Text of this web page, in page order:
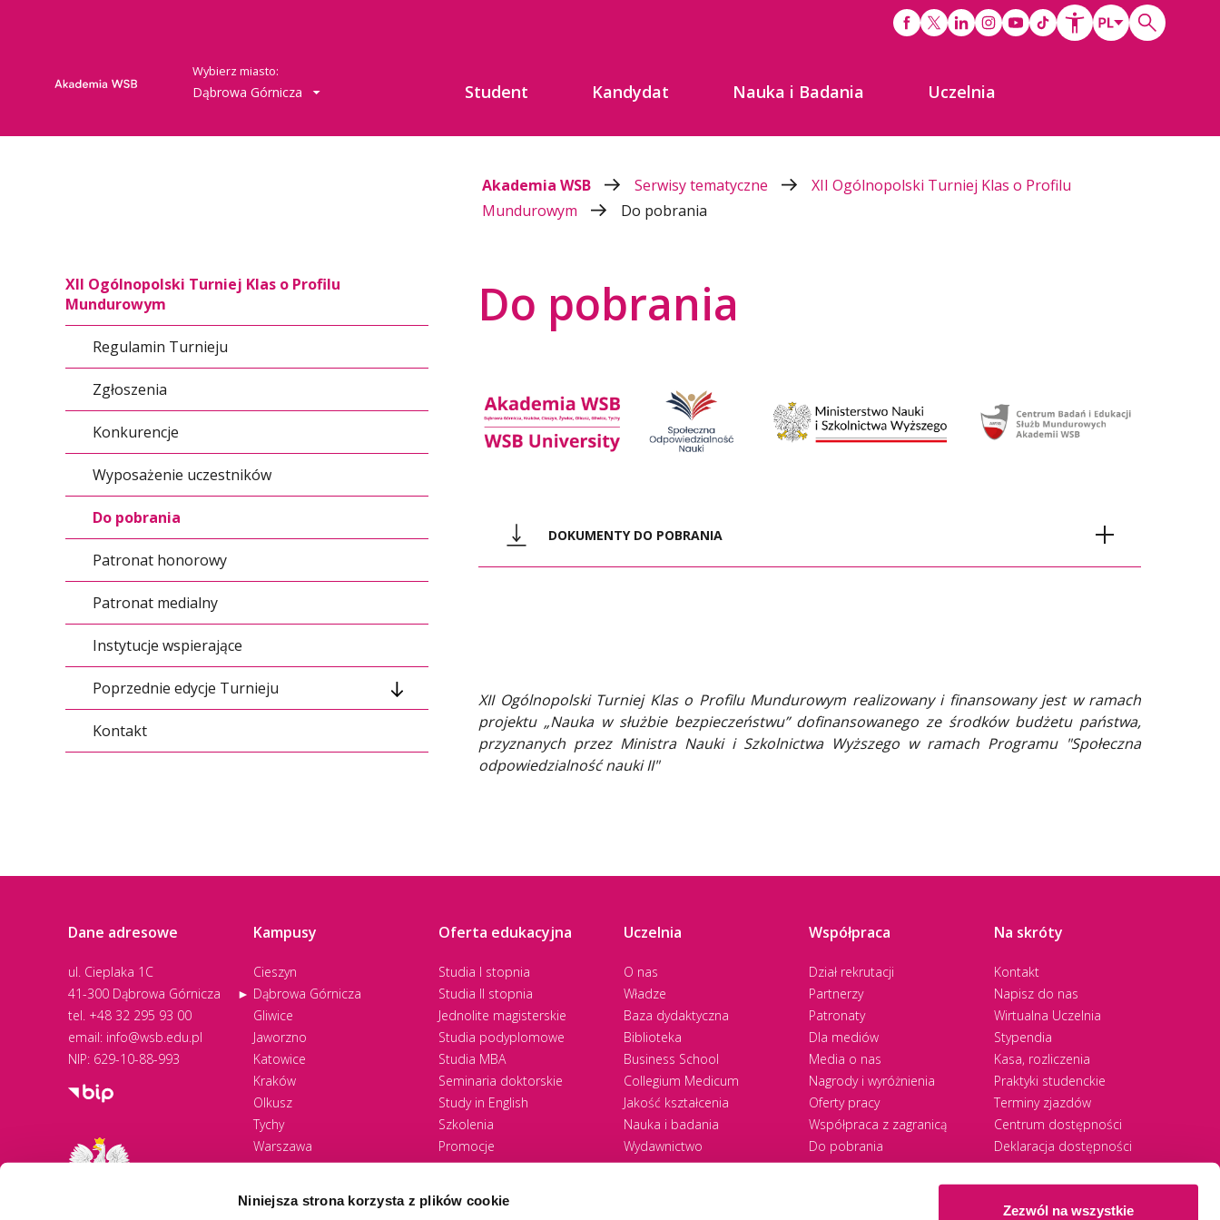
Niniejsza strona korzysta z plików cookie
Zezwól na wszystkie
Wybierz miasto:
Dąbrowa Górnicza Student Kandydat Nauka i Badania Uczelnia
Akademia WSB Serwisy tematyczne
XII Ogólnopolski Turniej Klas o Profilu
Mundurowym
Do pobrania
XII Ogólnopolski Turniej Klas o Profilu
Mundurowym
Regulamin Turnieju
Zgłoszenia
Konkurencje
Wyposażenie uczestników
Do pobrania
Patronat honorowy
Patronat medialny
Instytucje wspierające
Poprzednie edycje Turnieju
I edycja Turnieju 2012 r.
VI edycja Turnieju 2017 r.
VII edycja Turnieju 2018 r.
VIII edycja Turnieju 2019 r.
IX edycja Turnieju 2021 r.
Patronat
Patronat honorowy
Q&A - Odpowiedzi na pytania
X edycja Turnieju 2022 r.
XI edycja Turnieju 2023 r.
Kontakt
Do pobrania
DOKUMENTY DO POBRANIA
pdf zal_2_harmonogram_i_opis_konkurencji (1.7 MB)
pdf zal_5_deklaracja_przystapienia_do_projektu_niepelnoletni (399 KB)
pdf zal_6_deklaracja_przystapienia_do_projektu_pelnoletni (396 KB)
XII Ogólnopolski Turniej Klas o Profilu Mundurowym realizowany i finansowany jest w ramach
projektu „Nauka w służbie bezpieczeństwu” dofinansowanego ze środków budżetu państwa,
przyznanych przez Ministra Nauki i Szkolnictwa Wyższego w ramach Programu "Społeczna
odpowiedzialność nauki II"
Dane adresowe
ul. Cieplaka 1C
41-300 Dąbrowa Górnicza
tel. +48 32 295 93 00
email: info@wsb.edu.pl
NIP: 629-10-88-993
Kampusy
Cieszyn
Dąbrowa Górnicza
Gliwice
Jaworzno
Katowice
Kraków
Olkusz
Tychy
Warszawa
Zawiercie
Oferta edukacyjna
Studia I stopnia
Studia II stopnia
Jednolite magisterskie
Studia podyplomowe
Studia MBA
Seminaria doktorskie
Study in English
Szkolenia
Promocje
Zasady rekrutacji
Uczelnia
O nas
Władze
Baza dydaktyczna
Biblioteka
Business School
Collegium Medicum
Jakość kształcenia
Nauka i badania
Wydawnictwo
Zrównoważony rozwój
Współpraca
Dział rekrutacji
Partnerzy
Patronaty
Dla mediów
Media o nas
Nagrody i wyróżnienia
Oferty pracy
Współpraca z zagranicą
Do pobrania
Na skróty
Kontakt
Napisz do nas
Wirtualna Uczelnia
Stypendia
Kasa, rozliczenia
Praktyki studenckie
Terminy zjazdów
Centrum dostępności
Deklaracja dostępności
RODO